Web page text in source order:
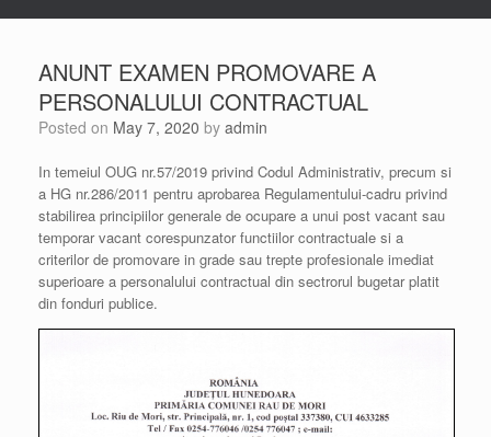
ANUNT EXAMEN PROMOVARE A
PERSONALULUI CONTRACTUAL
Posted on May 7, 2020 by admin
In temeiul OUG nr.57/2019 privind Codul Administrativ, precum si
a HG nr.286/2011 pentru aprobarea Regulamentului-cadru privind
stabilirea principiilor generale de ocupare a unui post vacant sau
temporar vacant corespunzator functiilor contractuale si a
criterilor de promovare in grade sau trepte profesionale imediat
superioare a personalului contractual din sectrorul bugetar platit
din fonduri publice.